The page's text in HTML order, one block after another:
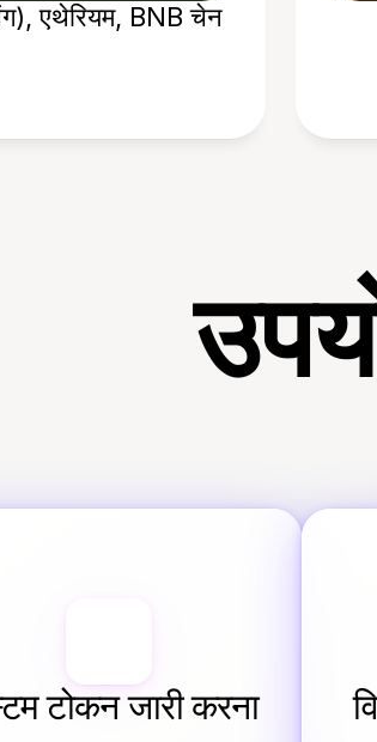
एथेरियम, BNB चेन
टोकन जारी करना